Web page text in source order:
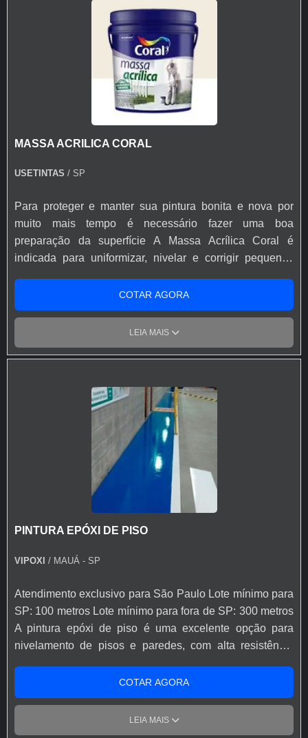
com água, dispensando o uso de aguarrás e tornando o
processo mais fácil. É uma solução completa para
aplicação EXTERNA e INTERNA. Possui durabilidade
de 10 anos. Acabamento Brilhante, acetinado e fosco
Rendimento ≈ 21 m²/L Secagem ao toque 30 minutos ao
toque 2 horas entre demãos 5 horas final Número de
demãos 2 Características do produto Secagem rápida
Durabilidade de 10 anos Não Amarela
MASSA ACRILICA CORAL
USETINTAS / SP
Para proteger e manter sua pintura bonita e nova por
muito mais tempo é necessário fazer uma boa
preparação da superfície A Massa Acrílica Coral é
indicada para uniformizar, nivelar e corrigir pequenas
alvenaria e concreto. Com alto poder de preenchimento,
ótima aderência, é fácil de lixar e aplicar, além de possuir
secagem rápida, elevada consistência, excelente
resistência à alcalinidade e à intempérie. Uma lata de
25KG rende até 75m² por demão (Rendimento estimado.
COTAR AGORA
LEIA MAIS
PINTURA EPÓXI DE PISO
VIPOXI / MAUÁ - SP
Atendimento exclusivo para São Paulo Lote mínimo para
SP: 100 metros Lote mínimo para fora de SP: 300 metros
A pintura epóxi de piso é uma excelente opção para
nivelamento de pisos e paredes, com alta resistência
utiliza uma tinta especial, com um preparado à base de
resina, que proporciona ao piso um grau elevado de
impermeabilidade e brilho. A pintura epóxi de piso pode
ser encontrada com acabamento liso ou antiderrapante,
COTAR AGORA
LEIA MAIS